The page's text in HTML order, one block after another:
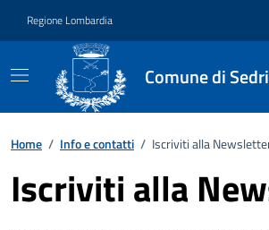
Regione Lombardia
Comune di
Home / Info e contatti / Iscriviti alla
Iscriviti alla